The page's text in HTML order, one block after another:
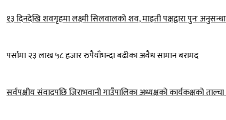
१३ दिनदेखि शवगृहमा लक्ष्मी सिलवालको शव, माइती पक्षद्वारा पुनः
पर्सामा २३ लाख ५८ हजार रुपैयाँभन्दा बढीका अवैध सामान बरामद
सर्वपक्षीय संवादपछि जिराभवानी गाउँपालिका अध्यक्षको कार्यकक्षको